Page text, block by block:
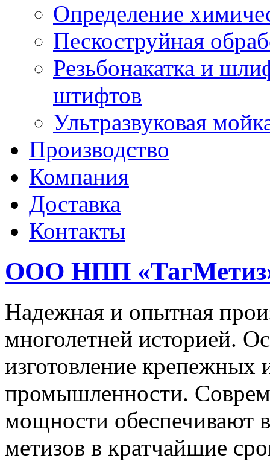
Определение
Пескоструйная
Резьбонакатка и
штифтов
Ультразвуковая
Производство
Компания
Доставка
Контакты
ООО НПП
Надежная и опытная
многолетней историей.
изготовление крепежных
промышленности.
мощности обеспечивают
метизов в кратчайшие